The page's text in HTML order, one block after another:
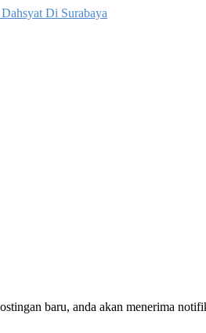
Di Surabaya
baru, anda akan menerima